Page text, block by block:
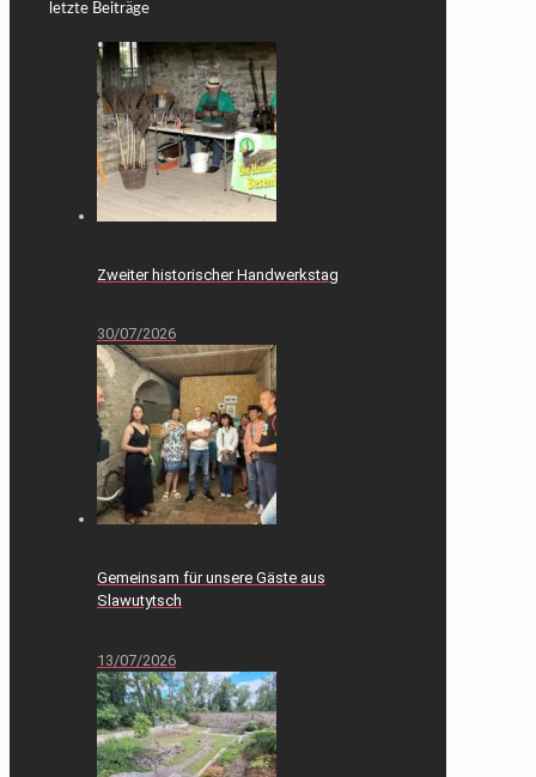
letzte Beiträge
Zweiter historischer Handwerkstag
30/07/2026
Gemeinsam für unsere Gäste aus
Slawutytsch
13/07/2026